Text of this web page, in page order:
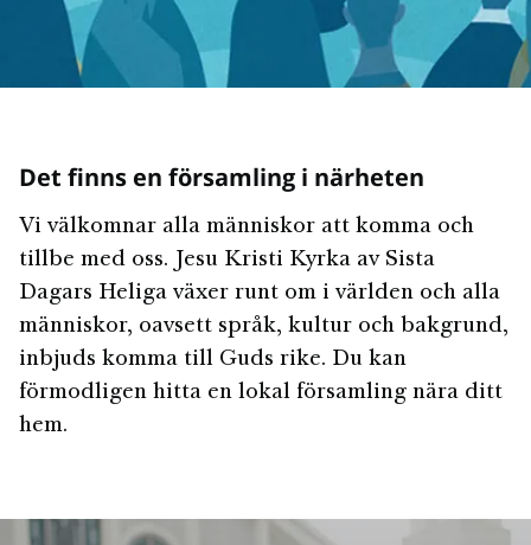
Det finns en församling i närheten
Vi välkomnar alla människor att komma och
tillbe med oss. Jesu Kristi Kyrka av Sista
Dagars Heliga växer runt om i världen och alla
människor, oavsett språk, kultur och bakgrund,
inbjuds komma till Guds rike. Du kan
förmodligen hitta en lokal församling nära ditt
hem.